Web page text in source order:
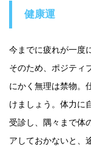
健康運
今までに疲れが一度
そのため、ポジティ
にかく無理は禁物。
けましょう。体力に
受診し、隅々まで体
アしておかないと、